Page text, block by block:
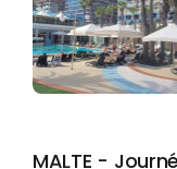
MALTE -